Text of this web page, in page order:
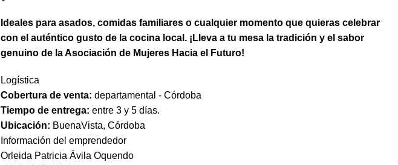
Ideales para asados, comidas familiares o cualquier momento que quieras celebrar
con el auténtico gusto de la cocina local. ¡Lleva a tu mesa la tradición y el sabor
genuino de la Asociación de Mujeres Hacia el Futuro!
Logística
Cobertura de venta: departamental - Córdoba
Tiempo de entrega: entre 3 y 5 días.
Ubicación: BuenaVista, Córdoba
Información del emprendedor
Orleida Patricia Ávila Oquendo